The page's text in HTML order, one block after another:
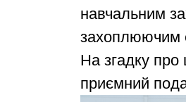
навчальним
захоплюючим
На згадку про
приємний